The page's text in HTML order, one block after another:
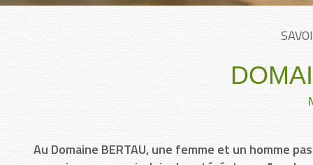
Au Domaine BERTAU, une femme et un homme